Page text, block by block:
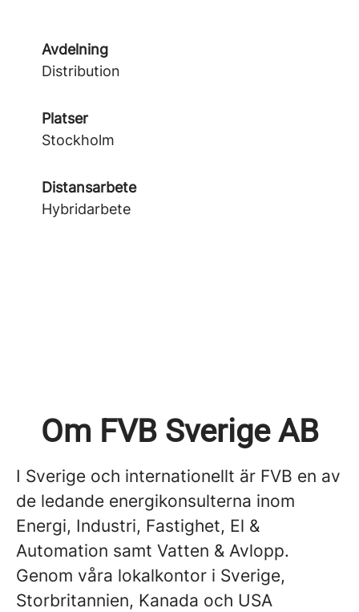
Avdelning
Distribution
Platser
Stockholm
Distansarbete
Hybridarbete
Om FVB Sverige AB
I Sverige och internationellt är FVB en av
de ledande energikonsulterna inom
Energi, Industri, Fastighet, El &
Automation samt Vatten & Avlopp.
Genom våra lokalkontor i Sverige,
Storbritannien, Kanada och USA